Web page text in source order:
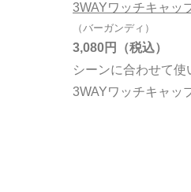
3WAYワッチキャッ
（バーガンディ）
シーンに合わせて使
3WAYワッチキャッ
3,080円